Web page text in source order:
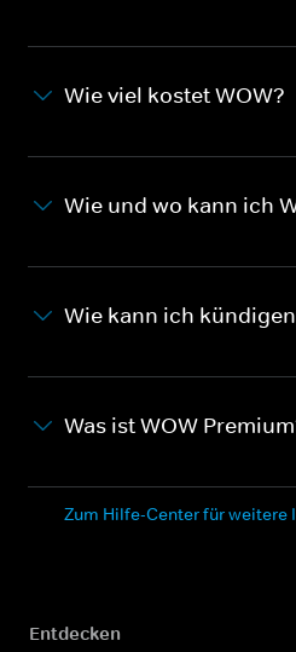
Wie viel kostet WOW?
Wie und wo kann ich
Wie kann ich
Was ist WOW
Zum Hilfe-Center für weitere
Entdecken